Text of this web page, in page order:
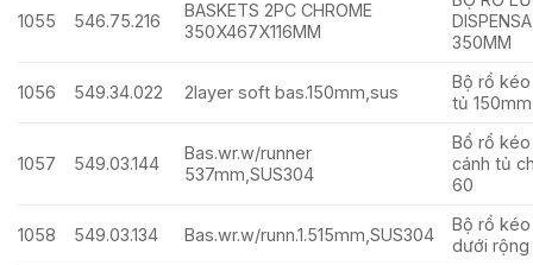
1055 546.75.216
BASKETS 2PC CHROME
350X467X116MM
350MM
1056 549.34.022 2layer soft bas.150mm,sus
Bộ rổ
tủ 150mm
1057 549.03.144
Bas.wr.w/runner
537mm,SUS304
Bổ rổ
cánh tủ
60
1058 549.03.134 Bas.wr.w/runn.1.515mm,SUS304
Bộ rổ
dưới